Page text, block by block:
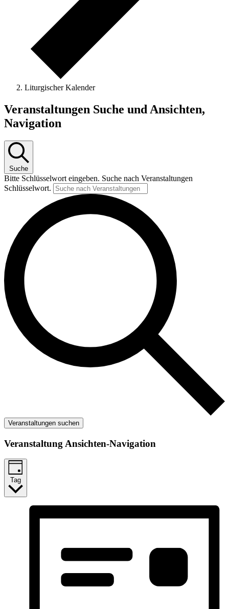
Liturgischer Kalender
Veranstaltungen
für
27.1.2025
Veranstaltungen Suche und Ansichten,
Navigation
Suche
Bitte Schlüsselwort eingeben. Suche nach Veranstaltungen
Schlüsselwort.
Veranstaltungen suchen
Veranstaltung Ansichten-Navigation
Tag